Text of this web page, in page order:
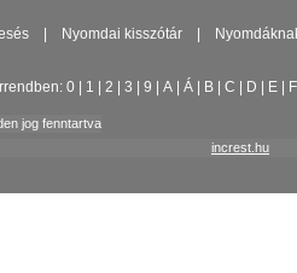
Nyomdai kisszótár
0 1 2 3 9 A Á B C D E F
jog fenntartva
increst.hu